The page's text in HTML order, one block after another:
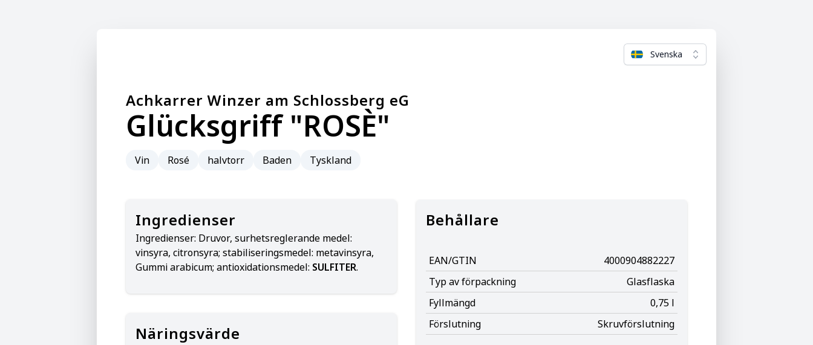
Svenska
Achkarrer Winzer am Schlossberg eG
Glücksgriff "ROSÈ"
Vin Rosé halvtorr Baden Tyskland
Ingredienser
Ingredienser: Druvor, surhetsreglerande medel:
vinsyra, citronsyra; stabiliseringsmedel: metavinsyra,
Gummi arabicum; antioxidationsmedel: SULFITER.
Näringsvärde
Behållare
EAN/GTIN
4000904882227
Typ av förpackning
Glasflaska
Fyllmängd
0,75 l
Förslutning
Skruvförslutning